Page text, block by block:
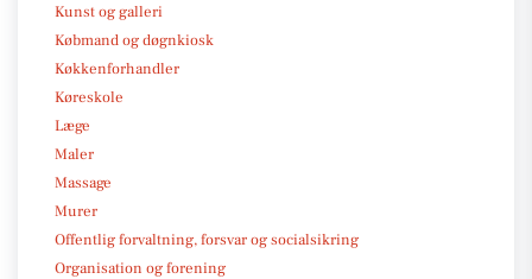
Kunst og galleri
Købmand og døgnkiosk
Køkkenforhandler
Køreskole
Læge
Maler
Massage
Murer
Offentlig forvaltning, forsvar og socialsikring
Organisation og forening